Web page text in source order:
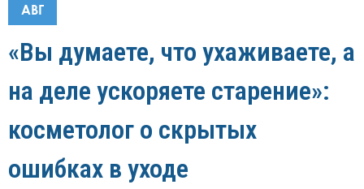
АВГ
«Вы думаете, что ухаживаете, а
на деле ускоряете старение»:
косметолог о скрытых
ошибках в уходе